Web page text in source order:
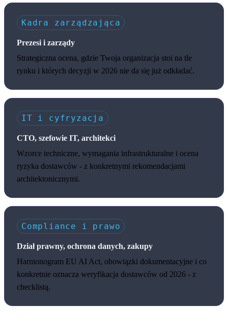
Kadra zarządzająca
Prezesi i zarządy
Strategiczna ocena, gdzie Twoja organizacja stoi na tle
rynku i których decyzji w 2026 nie da się już odkładać.
IT i cyfryzacja
CTO, szefowie IT, architekci
Wzorce techniczne, wymagania infrastrukturalne i ocena
ryzyka dostawców - z konkretnymi rekomendacjami
architektonicznymi.
Compliance i prawo
Dział prawny, ochrona danych, zakupy
Harmonogram EU AI Act, obowiązki dokumentacyjne i co
konkretnie oznacza weryfikacja dostawców od 2026 - z
checklistą.